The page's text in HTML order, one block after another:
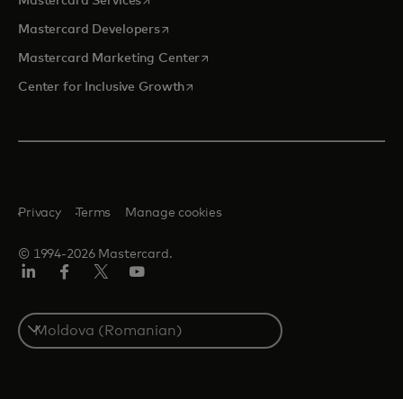
Mastercard Developersopens in a new tab
Mastercard Marketing Centeropens in a new tab
Center for Inclusive Growthopens in a new tab
© 1994-2026 Mastercard.
Privacy Terms Manage cookies
Select
a
country